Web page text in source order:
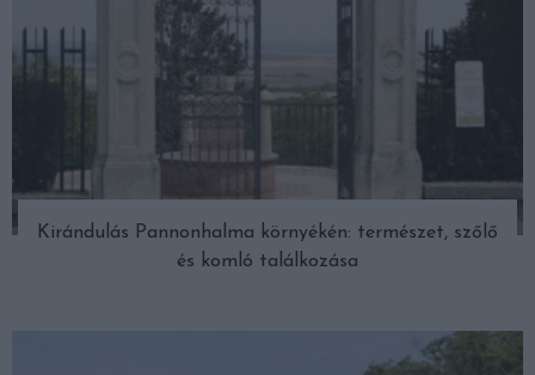
Kirándulás Pannonhalma környékén: természet, szőlő
és komló találkozása